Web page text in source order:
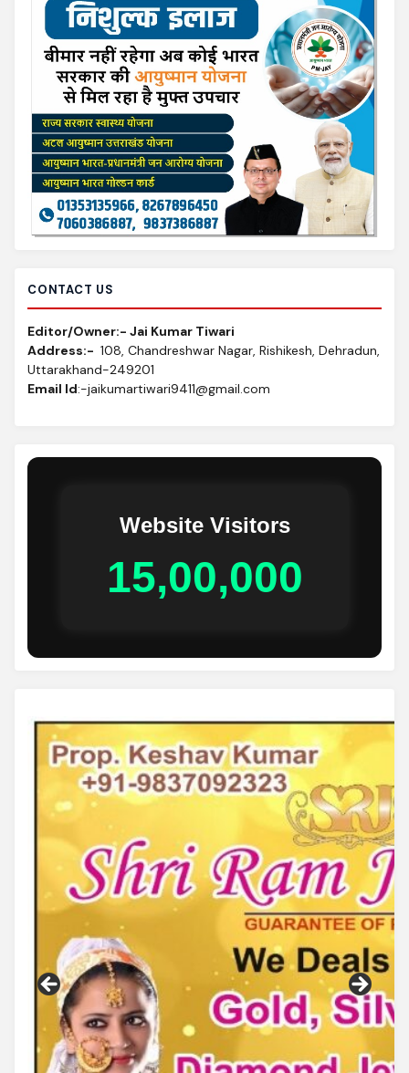
CONTACT US
Editor/Owner:- Jai Kumar Tiwari
Address:- 108, Chandreshwar Nagar, Rishikesh, Dehradun,
Uttarakhand-249201
Email Id:-jaikumartiwari9411@gmail.com